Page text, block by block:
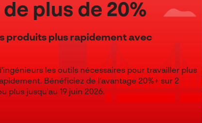
plus de 20%
produits plus rapidement avec
les outils nécessaires pour travailler plus
Bénéficiez de l'avantage 20%+ sur 2
plus jusqu'au 19 juin 2026.